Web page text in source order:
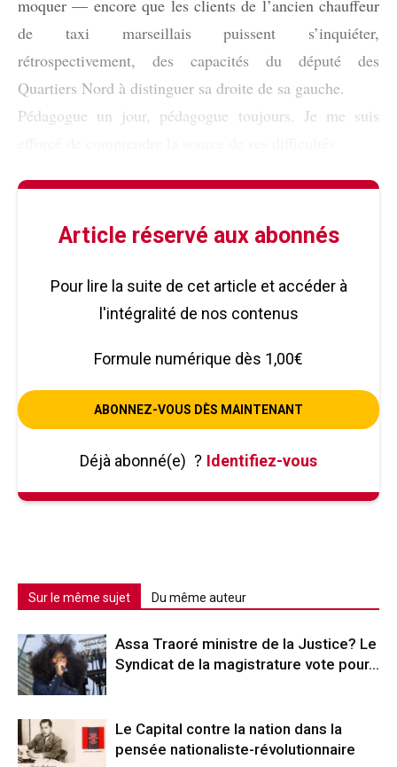
moquer — encore que les clients de l’ancien chauffeur
de taxi marseillais puissent s’inquiéter,
rétrospectivement, des capacités du député des
Quartiers Nord à distinguer sa droite de sa gauche.
Pédagogue un jour, pédagogue toujours. Je me suis
Article réservé aux abonnés
Pour lire la suite de cet article et accéder à
l'intégralité de nos contenus
Formule numérique dès 1,00€
ABONNEZ-VOUS DÈS MAINTENANT
Déjà abonné(e) ? Identifiez-vous
Sur le même sujet Du même auteur
Assa Traoré ministre de la Justice? Le
Syndicat de la magistrature vote pour…
Le Capital contre la nation dans la
pensée nationaliste-révolutionnaire